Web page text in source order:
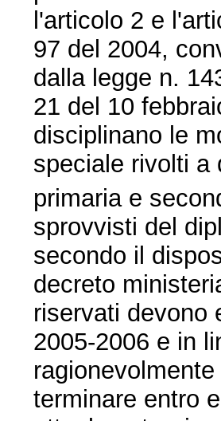
l'articolo 2 e
97 del 2004,
dalla legge n.
21 del 10
disciplinano le
speciale rivolti a
primaria e
sprovvisti del
secondo il
decreto
riservati devono
2005-2006 e in
terminare entro